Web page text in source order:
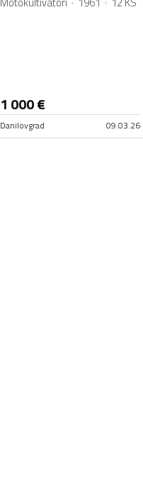
1 000€
Danilovgrad 09.03.26